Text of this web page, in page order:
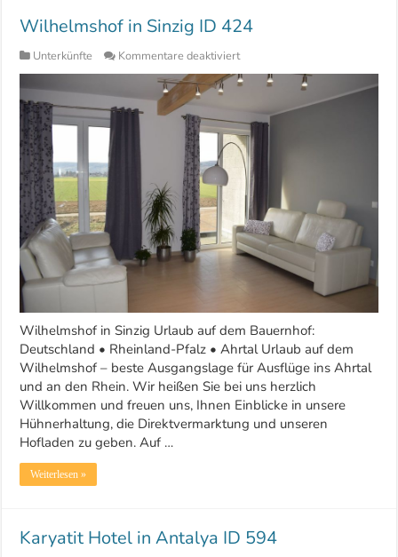
Wilhelmshof in Sinzig ID 424
Unterkünfte Kommentare deaktiviertfür
Wilhelmshof
in
Sinzig
ID
424
Wilhelmshof in Sinzig Urlaub auf dem Bauernhof:
Deutschland • Rheinland-Pfalz • Ahrtal Urlaub auf dem
Wilhelmshof – beste Ausgangslage für Ausflüge ins Ahrtal
und an den Rhein. Wir heißen Sie bei uns herzlich
Willkommen und freuen uns, Ihnen Einblicke in unsere
Hühnerhaltung, die Direktvermarktung und unseren
Hofladen zu geben. Auf …
Weiterlesen »
Karyatit Hotel in Antalya ID 594